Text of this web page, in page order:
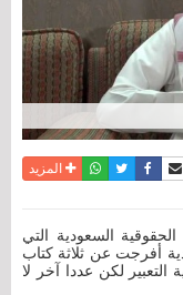
الموضوع
أرسل الى صديق
فيسبوكتويترواتسابالمزيد
السعودية التي
أفرجت عن ثلاثة كتاب
لكن عددا آخر لا